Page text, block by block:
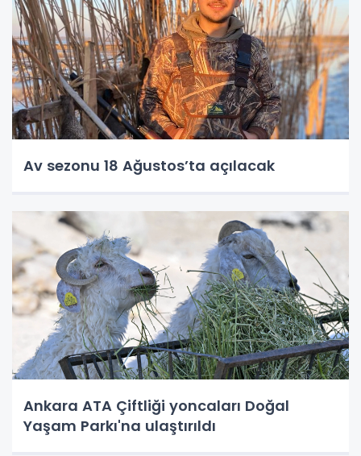
Av sezonu 18 Ağustos’ta açılacak
Ankara ATA Çiftliği yoncaları Doğal
Yaşam Parkı'na ulaştırıldı